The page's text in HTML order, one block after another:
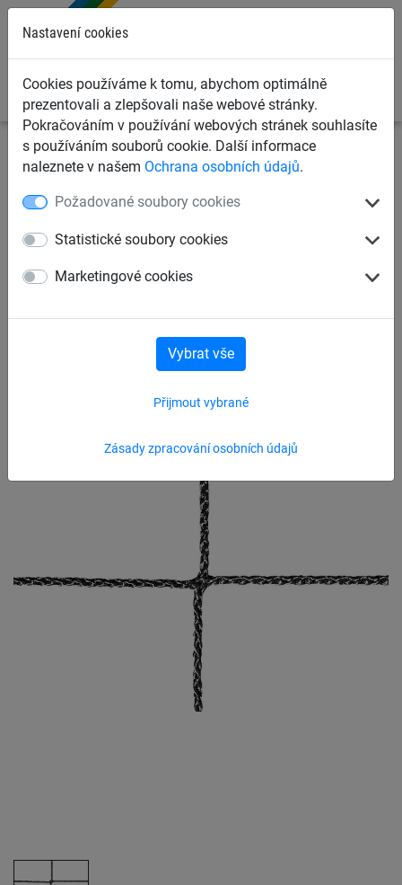
Nastavení cookies
Cookies používáme k tomu, abychom optimálně
prezentovali a zlepšovali naše webové stránky.
Pokračováním v používání webových stránek souhlasíte
s používáním souborů cookie. Další informace
naleznete v našem Ochrana osobních údajů.
Požadované soubory cookies
Statistické soubory cookies
Marketingové cookies
Zásady zpracování osobních údajů
Přijmout vybrané
Vybrat vše
Sportovní sítě Ochranné sítě na míče
Ochranné sítě v
Ochranná síť PP 1,5 mm, oko
50 mm, nehořlavé provedení